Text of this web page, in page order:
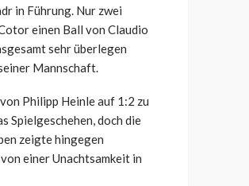
in Führung. Nur zwei
einen Ball von Claudio
sehr überlegen
Mannschaft.
Philipp Heinle auf 1:2 zu
Spielgeschehen, doch die
zeigte hingegen
einer Unachtsamkeit in